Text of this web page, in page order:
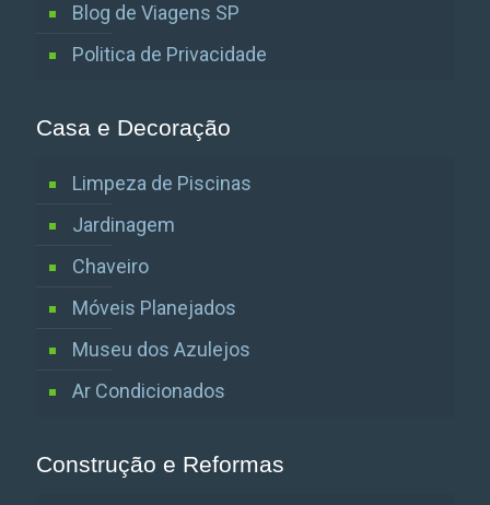
Blog de Viagens SP
Politica de Privacidade
Casa e Decoração
Limpeza de Piscinas
Jardinagem
Chaveiro
Móveis Planejados
Museu dos Azulejos
Ar Condicionados
Construção e Reformas